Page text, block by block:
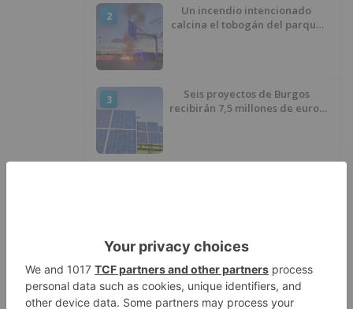
2
Un incendio intencionado
calcina el tobogán del parque
3
Seis proyectos de Burgos
recibirán 7,5 millones de euros
5
Ayuntamiento de Burgos ha
"vaciado la hucha" y depende
del Ministerio para sostener las